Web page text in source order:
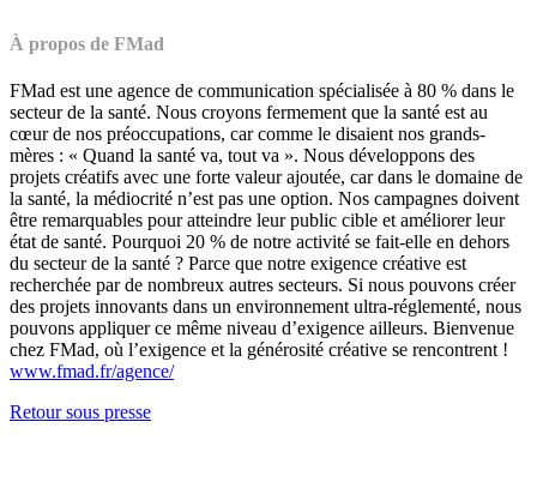
À propos de FMad
FMad est une agence de communication spécialisée à 80 % dans le
secteur de la santé. Nous croyons fermement que la santé est au
cœur de nos préoccupations, car comme le disaient nos grands-
mères : « Quand la santé va, tout va ». Nous développons des
projets créatifs avec une forte valeur ajoutée, car dans le domaine de
la santé, la médiocrité n’est pas une option. Nos campagnes doivent
être remarquables pour atteindre leur public cible et améliorer leur
état de santé. Pourquoi 20 % de notre activité se fait-elle en dehors
du secteur de la santé ? Parce que notre exigence créative est
recherchée par de nombreux autres secteurs. Si nous pouvons créer
des projets innovants dans un environnement ultra-réglementé, nous
pouvons appliquer ce même niveau d’exigence ailleurs. Bienvenue
chez FMad, où l’exigence et la générosité créative se rencontrent !
www.fmad.fr/agence/
Retour sous presse